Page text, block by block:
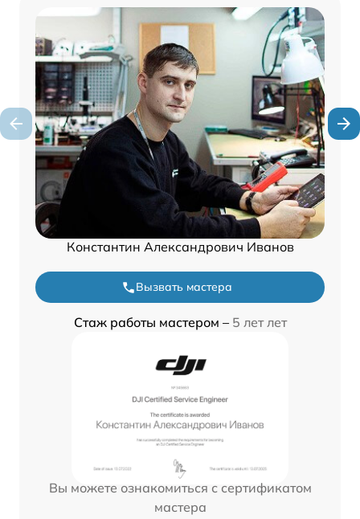
Константин Александрович Иванов
Вызвать мастера
Стаж работы мастером – 5 лет лет
Вы можете ознакомиться с сертификатом
мастера